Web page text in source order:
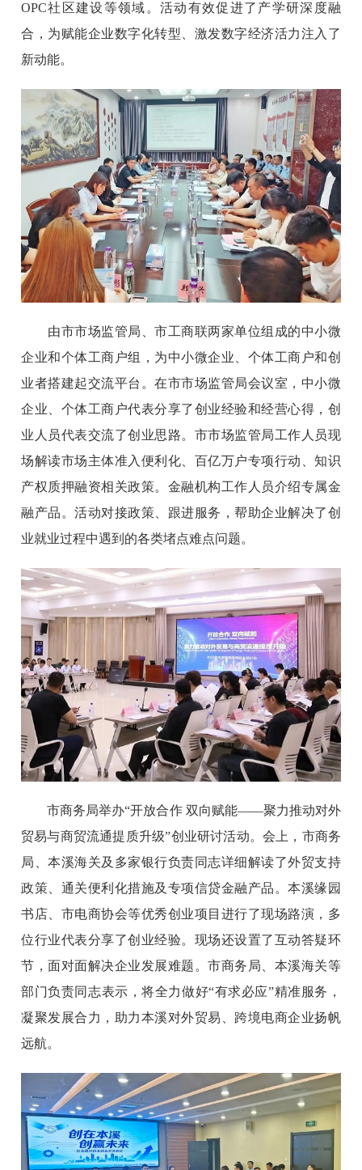
OPC社区建设等领域。活动有效促进了产学研深度融
合，为赋能企业数字化转型、激发数字经济活力注入了
新动能。
由市市场监管局、市工商联两家单位组成的中小微
企业和个体工商户组，为中小微企业、个体工商户和创
业者搭建起交流平台。在市市场监管局会议室，中小微
企业、个体工商户代表分享了创业经验和经营心得，创
业人员代表交流了创业思路。市市场监管局工作人员现
场解读市场主体准入便利化、百亿万户专项行动、知识
产权质押融资相关政策。金融机构工作人员介绍专属金
融产品。活动对接政策、跟进服务，帮助企业解决了创
业就业过程中遇到的各类堵点难点问题。
市商务局举办“开放合作 双向赋能——聚力推动对外
贸易与商贸流通提质升级”创业研讨活动。会上，市商务
局、本溪海关及多家银行负责同志详细解读了外贸支持
政策、通关便利化措施及专项信贷金融产品。本溪缘园
书店、市电商协会等优秀创业项目进行了现场路演，多
位行业代表分享了创业经验。现场还设置了互动答疑环
节，面对面解决企业发展难题。市商务局、本溪海关等
部门负责同志表示，将全力做好“有求必应”精准服务，
凝聚发展合力，助力本溪对外贸易、跨境电商企业扬帆
远航。